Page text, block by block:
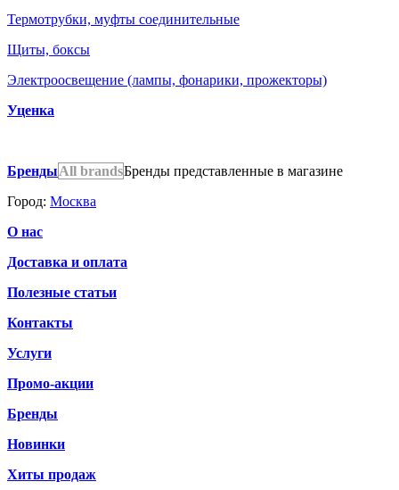
Термотрубки, муфты соединительные
Щиты, боксы
Электроосвещение (лампы, фонарики, прожекторы)
Уценка
БрендыAll brandsБренды представленные в магазине
Город: Москва
О нас
Доставка и оплата
Полезные статьи
Контакты
Услуги
Промо-акции
Бренды
Новинки
Хиты продаж